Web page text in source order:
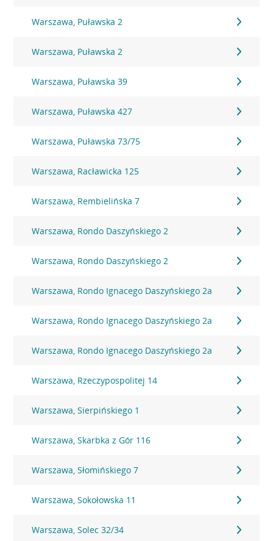
Warszawa, Puławska 2
Warszawa, Puławska 2
Warszawa, Puławska 39
Warszawa, Puławska 427
Warszawa, Puławska 73/75
Warszawa, Racławicka 125
Warszawa, Rembielińska 7
Warszawa, Rondo Daszyńskiego 2
Warszawa, Rondo Daszyńskiego 2
Warszawa, Rondo Ignacego Daszyńskiego 2a
Warszawa, Rondo Ignacego Daszyńskiego 2a
Warszawa, Rondo Ignacego Daszyńskiego 2a
Warszawa, Rzeczypospolitej 14
Warszawa, Sierpińskiego 1
Warszawa, Skarbka z Gór 116
Warszawa, Słomińskiego 7
Warszawa, Sokołowska 11
Warszawa, Solec 32/34